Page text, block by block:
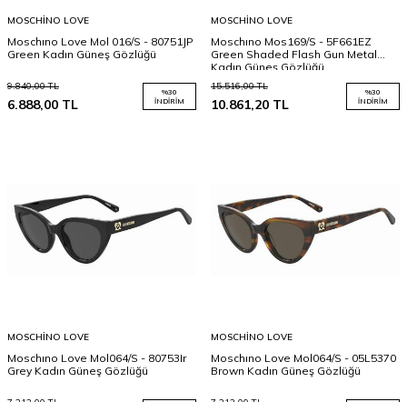
MOSCHINO LOVE
Moschıno Love Mol 016/S - 80751JP
Green Kadın Güneş Gözlüğü
9.840,00TL
6.888,00 TL
%30
İNDIRIM
MOSCHINO LOVE
Moschıno Mos169/S - 5F661EZ
Green Shaded Flash Gun Metal
Kadın Güneş Gözlüğü
15.516,00TL
10.861,20 TL
%30
İNDIRIM
MOSCHINO LOVE
Moschıno Love Mol064/S - 80753Ir
Grey Kadın Güneş Gözlüğü
MOSCHINO LOVE
Moschıno Love Mol064/S - 05L5370
Brown Kadın Güneş Gözlüğü